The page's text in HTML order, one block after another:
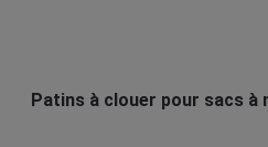
Patins à clouer pour sacs à